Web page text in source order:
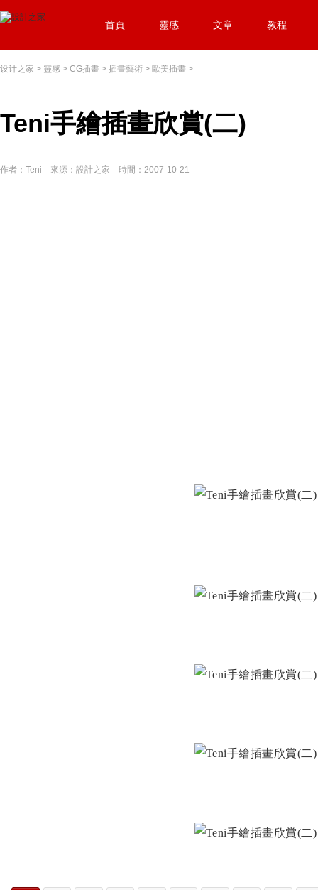
首頁 靈感 文章 教程
设计之家 > 靈感 > CG插畫 > 插畫藝術 > 歐美插畫 >
Teni手繪插畫欣賞(二)
作者：Teni 來源：設計之家 時間：2007-10-21